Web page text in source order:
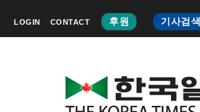
LOGIN CONTACT 후원 기사검색